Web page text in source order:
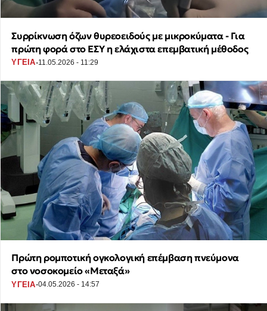
Συρρίκνωση όζων θυρεοειδούς με μικροκύματα - Για
πρώτη φορά στο ΕΣΥ η ελάχιστα επεμβατική μέθοδος
ΥΓΕΙΑ·11.05.2026 - 11:29
Πρώτη ρομποτική ογκολογική επέμβαση πνεύμονα
στο νοσοκομείο «Μεταξά»
ΥΓΕΙΑ·04.05.2026 - 14:57